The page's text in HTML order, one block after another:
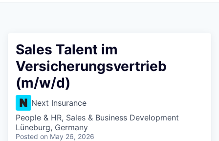
Sales Talent im
Versicherungsvertrieb
(m/w/d)
Next Insurance
People & HR, Sales & Business Development
Lüneburg, Germany
Posted on May 26, 2026